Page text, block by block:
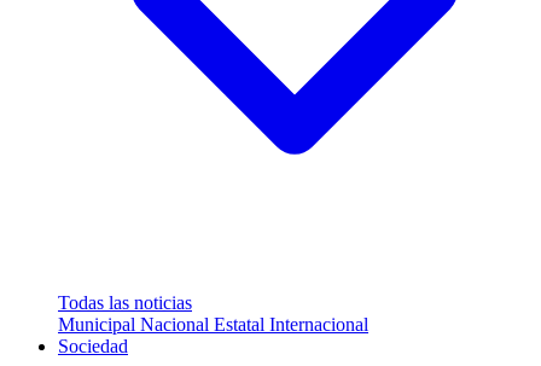
Todas las noticias
Municipal Nacional Estatal Internacional
Sociedad